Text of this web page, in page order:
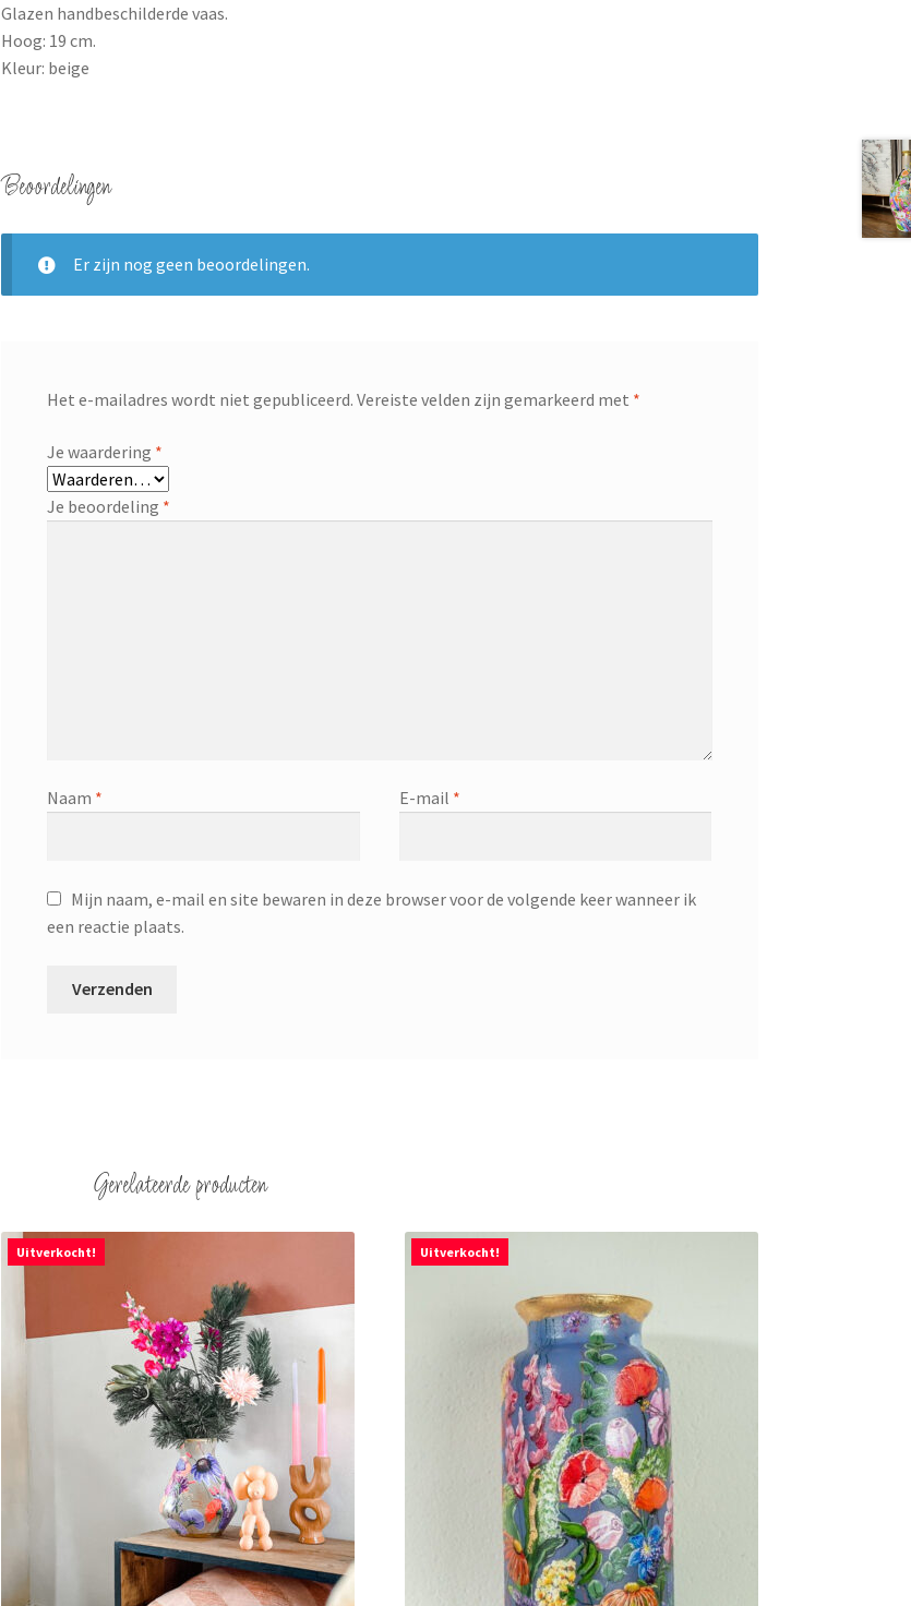
Glazen handbeschilderde vaas.
Hoog: 19 cm.
Kleur: beige
Beoordelingen
Er zijn nog geen beoordelingen.
Het e-mailadres wordt niet gepubliceerd. Vereiste velden zijn gemarkeerd met *
Je waardering *
Je beoordeling *
Naam * E-mail *
Mijn naam, e-mail en site bewaren in deze browser voor de volgende keer wanneer ik
een reactie plaats.
Gerelateerde producten
Uitverkocht! Uitverkocht!